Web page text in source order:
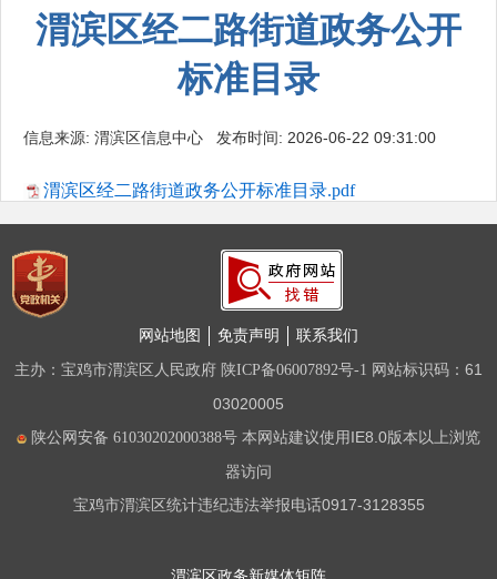
渭滨区经二路街道政务公开
标准目录
信息来源: 渭滨区信息中心 发布时间: 2026-06-22 09:31:00
渭滨区经二路街道政务公开标准目录.pdf
网站地图 免责声明 联系我们
主办：宝鸡市渭滨区人民政府 陕ICP备06007892号-1 网站标识码：61
03020005
陕公网安备 61030202000388号本网站建议使用IE8.0版本以上浏览
器访问
宝鸡市渭滨区统计违纪违法举报电话0917-3128355